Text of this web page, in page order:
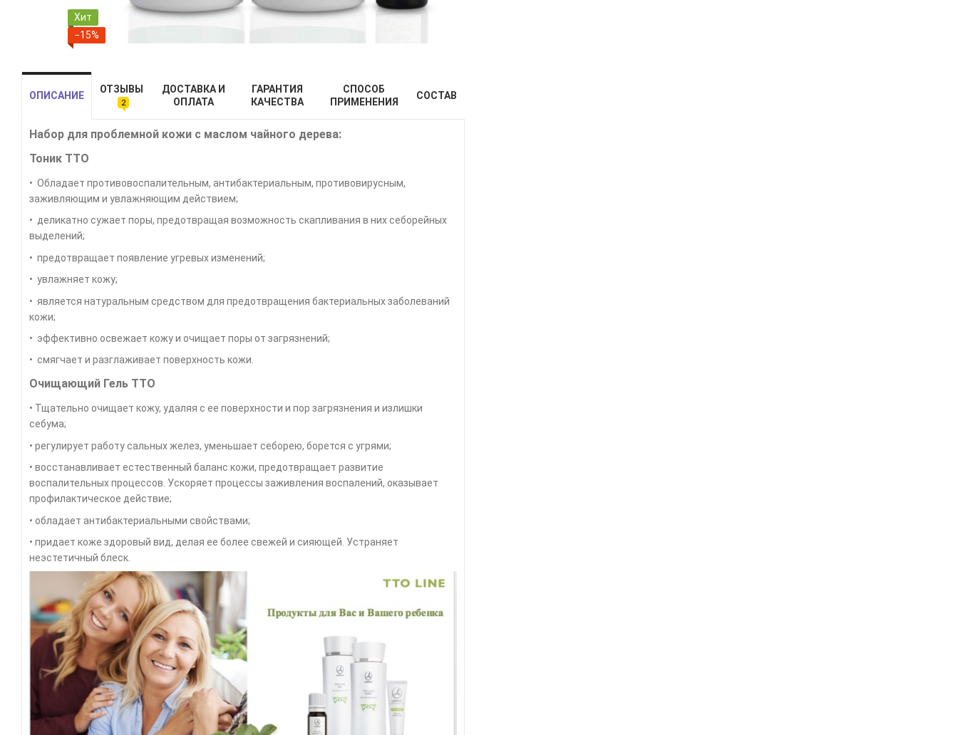
Хит
−15%
ОПИСАНИЕ
ОТЗЫВЫ
2
ДОСТАВКА И
ОПЛАТА
ГАРАНТИЯ
КАЧЕСТВА
СПОСОБ
ПРИМЕНЕНИЯ
СОСТАВ
Набор для проблемной кожи с маслом чайного дерева:
Тоник TTO
• Обладает противовоспалительным, антибактериальным, противовирусным,
заживляющим и увлажняющим действием;
• деликатно сужает поры, предотвращая возможность скапливания в них себорейных
выделений;
• предотвращает появление угревых изменений;
• увлажняет кожу;
• является натуральным средством для предотвращения бактериальных заболеваний
кожи;
• эффективно освежает кожу и очищает поры от загрязнений;
• смягчает и разглаживает поверхность кожи.
Очищающий Гель ТTO
• Тщательно очищает кожу, удаляя с ее поверхности и пор загрязнения и излишки
себума;
• регулирует работу сальных желез, уменьшает себорею, борется с угрями;
• восстанавливает естественный баланс кожи, предотвращает развитие
воспалительных процессов. Ускоряет процессы заживления воспалений, оказывает
профилактическое действие;
• обладает антибактериальными свойствами;
• придает коже здоровый вид, делая ее более свежей и сияющей. Устраняет
неэстетичный блеск.